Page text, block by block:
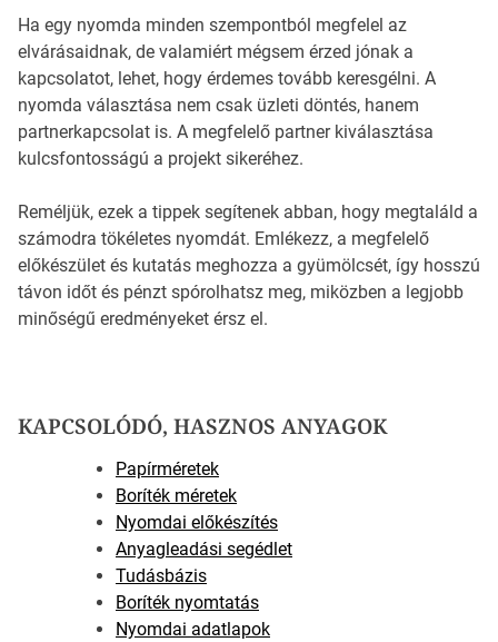
Ha egy nyomda minden szempontból megfelel az
elvárásaidnak, de valamiért mégsem érzed jónak a
kapcsolatot, lehet, hogy érdemes tovább keresgélni. A
nyomda választása nem csak üzleti döntés, hanem
partnerkapcsolat is. A megfelelő partner kiválasztása
kulcsfontosságú a projekt sikeréhez.
Reméljük, ezek a tippek segítenek abban, hogy megtaláld a
számodra tökéletes nyomdát. Emlékezz, a megfelelő
előkészület és kutatás meghozza a gyümölcsét, így hosszú
távon időt és pénzt spórolhatsz meg, miközben a legjobb
minőségű eredményeket érsz el.
KAPCSOLÓDÓ, HASZNOS ANYAGOK
Papírméretek
Boríték méretek
Nyomdai előkészítés
Anyagleadási segédlet
Tudásbázis
Boríték nyomtatás
Nyomdai adatlapok